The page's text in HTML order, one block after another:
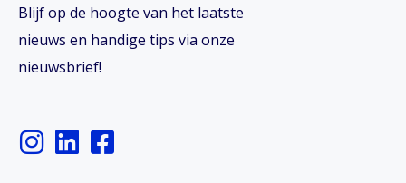
Blijf op de hoogte van het laatste
nieuws en handige tips via onze
nieuwsbrief!
I
n
L
i
F
a